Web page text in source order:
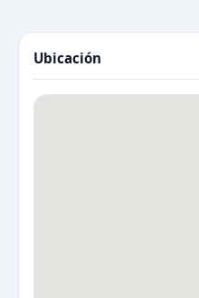
Ubicación